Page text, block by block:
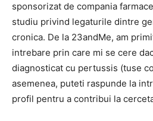
sponsorizat de compania
studiu privind legaturile dintre
cronica. De la 23andMe, am
intrebare prin care mi se cere
diagnosticat cu pertussis (tuse
asemenea, puteti raspunde la
profil pentru a contribui la